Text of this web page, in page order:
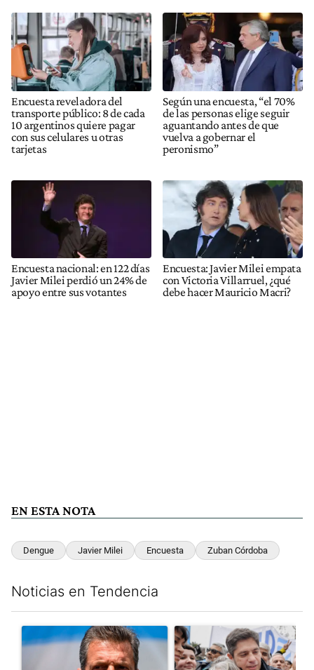
Encuesta reveladora del
transporte público: 8 de cada
10 argentinos quiere pagar
con sus celulares u otras
tarjetas
Según una encuesta, “el 70%
de las personas elige seguir
aguantando antes de que
vuelva a gobernar el
peronismo”
Encuesta nacional: en 122 días
Javier Milei perdió un 24% de
apoyo entre sus votantes
Encuesta: Javier Milei empata
con Victoria Villarruel, ¿qué
debe hacer Mauricio Macri?
EN ESTA NOTA
Dengue Javier Milei Encuesta Zuban Córdoba
Noticias en Tendencia
Un artículo de tendencia con el título "Negociaciones en el
Un artículo de tendencia con